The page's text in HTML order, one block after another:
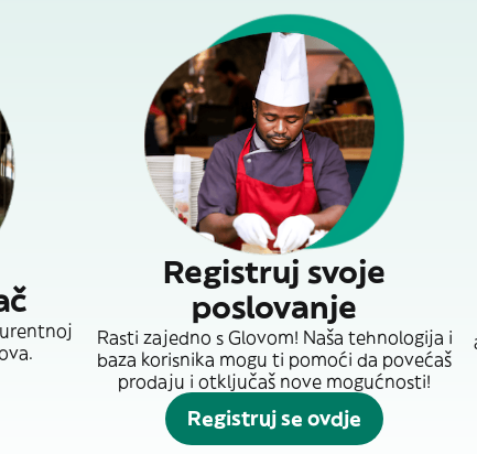
Registruj svoje
poslovanje
Rasti zajedno s Glovom! Naša tehnologija i
baza korisnika mogu ti pomoći da povećaš
prodaju i otključaš nove mogućnosti!
Registruj se ovdje